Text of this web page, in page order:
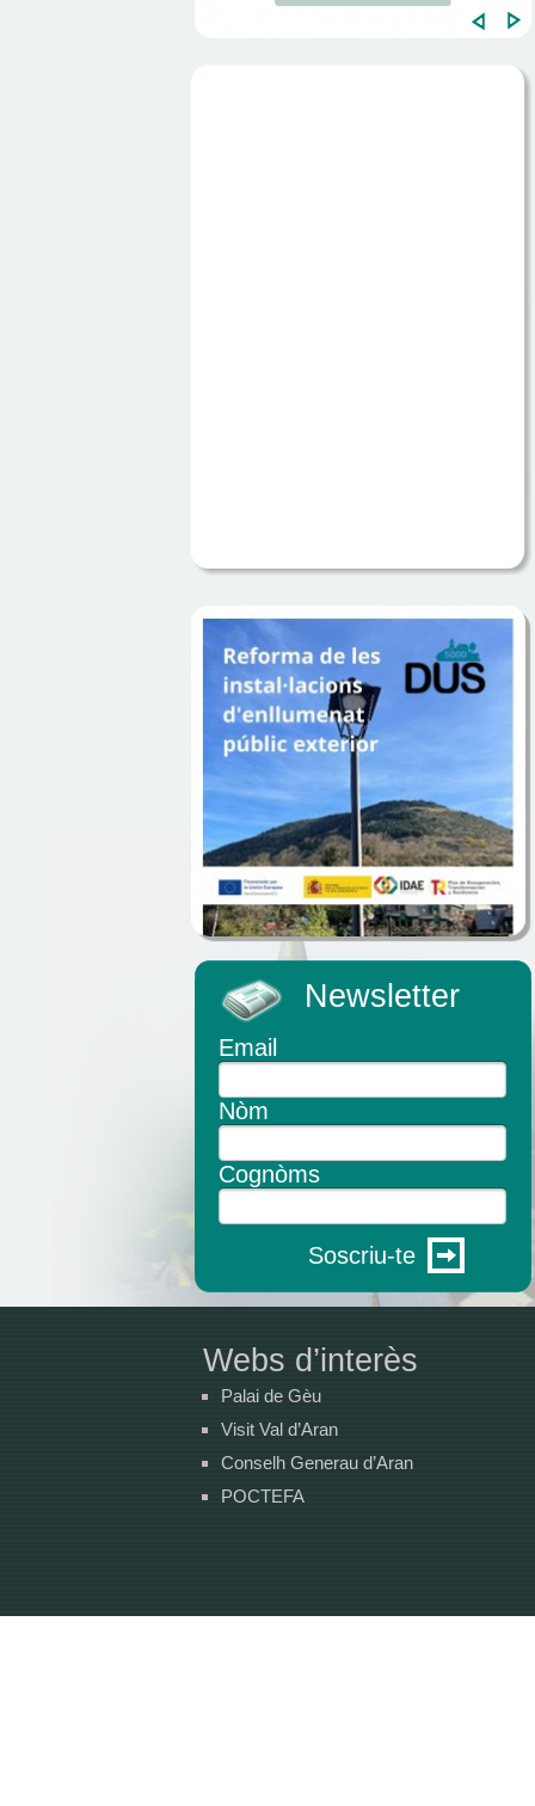
Newsletter
Email
Nòm
Cognòms
Soscriu-te
Webs d’interès
Palai de Gèu
Visit Val d’Aran
Conselh Generau d’Aran
POCTEFA